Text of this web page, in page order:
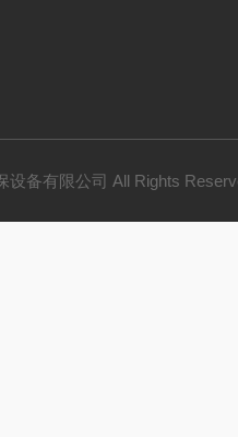
设备有限公司 All Rights